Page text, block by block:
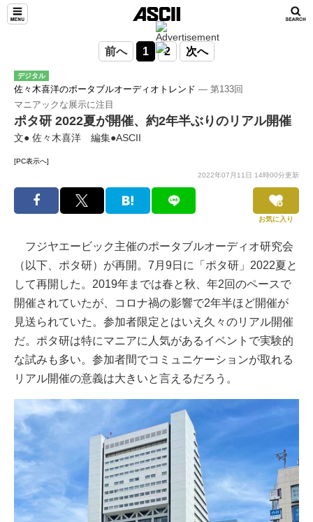
前へ 1 2 次へ
デジタル
佐々木喜洋のポータブルオーディオトレンド ― 第133回
マニアックな展示に注目
ポタ研 2022夏が開催、約2年半ぶりのリアル開催
文● 佐々木喜洋 編集●ASCII
[PC表示へ]
2022年07月11日 14時00分更新
お気に入り
フジヤエービック主催のポータブルオーディオ研究会
（以下、ポタ研）が再開。7月9日に「ポタ研」2022夏と
して再開した。2019年までは春と秋、年2回のペースで
開催されていたが、コロナ禍の影響で2年半ほど開催が
見送られていた。参加者限定とはいえ久々のリアル開催
だ。ポタ研は特にマニアに人気があるイベントで実験的
な試みも多い。参加者間でコミュニケーションが取れる
リアル開催の意義は大きいと言えるだろう。